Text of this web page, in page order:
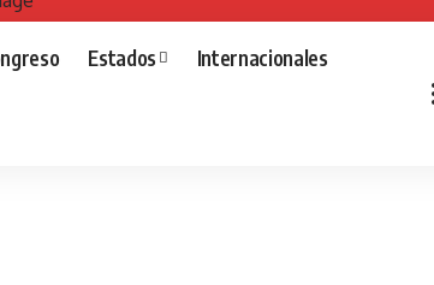
Estados Internacionales